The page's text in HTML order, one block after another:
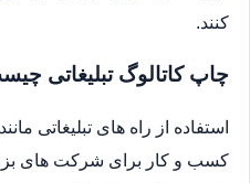
کنند.
چاپ کاتالوگ تبلیغاتی
استفاده از راه های تبلیغاتی
کسب و کار برای شرکت های